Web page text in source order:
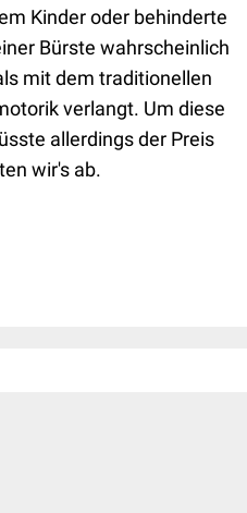
Kinder oder behinderte
Bürste wahrscheinlich
mit dem traditionellen
verlangt. Um diese
allerdings der Preis
wir's ab.